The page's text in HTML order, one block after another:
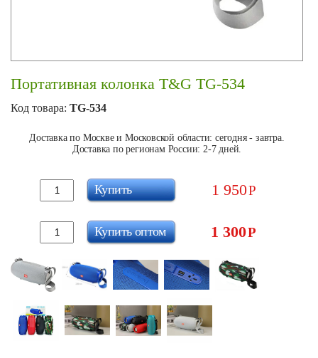
Портативная колонка T&G TG-534
Код товара: TG-534
Доставка по Москве и Московской области: сегодня - завтра.
Доставка по регионам России: 2-7 дней.
1 950Р
Купить
1 300Р
Купить оптом